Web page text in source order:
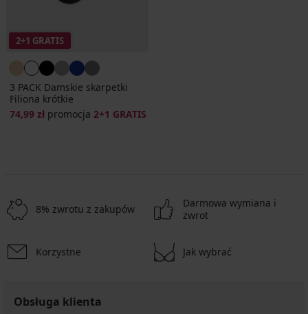
2+1 GRATIS
3 PACK Damskie skarpetki
Filiona krótkie
74,99 zł promocja 2+1 GRATIS
8% zwrotu z zakupów
Darmowa wymiana i
zwrot
Korzystne Jak wybrać
Obsługa klienta